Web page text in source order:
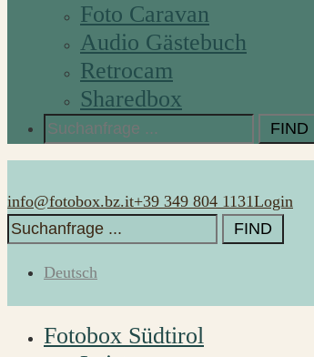
Foto Caravan
Audio Gästebuch
Retrocam
Sharedbox
Search
for:
info@fotobox.bz.it+39 349 804 1131Login
Search
for:
Deutsch
Fotobox Südtirol